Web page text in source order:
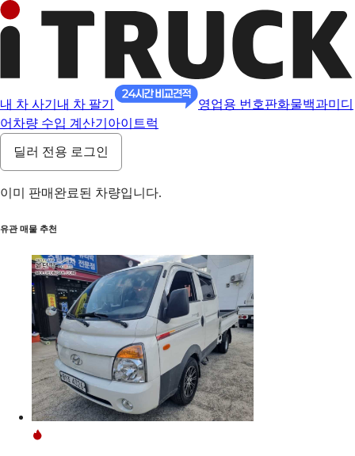
내 차 사기 내 차 팔기 영업용 번호판화물백과미디
어 차량 수입 계산기 아이트럭
딜러 전용 로그인
이미 판매완료된 차량입니다.
유관 매물 추천